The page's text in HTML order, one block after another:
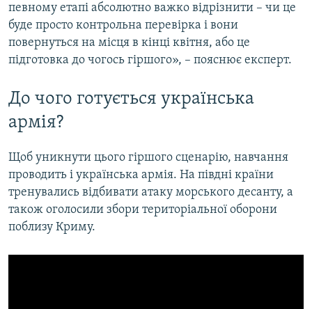
певному етапі абсолютно важко відрізнити – чи це
буде просто контрольна перевірка і вони
повернуться на місця в кінці квітня, або це
підготовка до чогось гіршого», – пояснює експерт.
До чого готується українська
армія?
Щоб уникнути цього гіршого сценарію, навчання
проводить і українська армія. На півдні країни
тренувались відбивати атаку морського десанту, а
також оголосили збори територіальної оборони
поблизу Криму.